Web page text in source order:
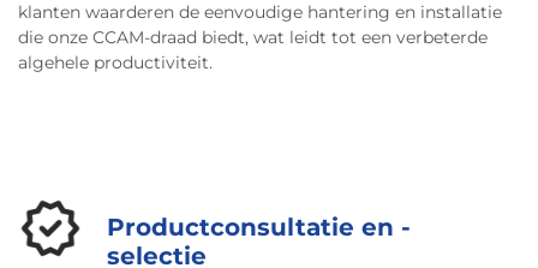
klanten waarderen de eenvoudige hantering en installatie
die onze CCAM-draad biedt, wat leidt tot een verbeterde
algehele productiviteit.
Productconsultatie en -
selectie